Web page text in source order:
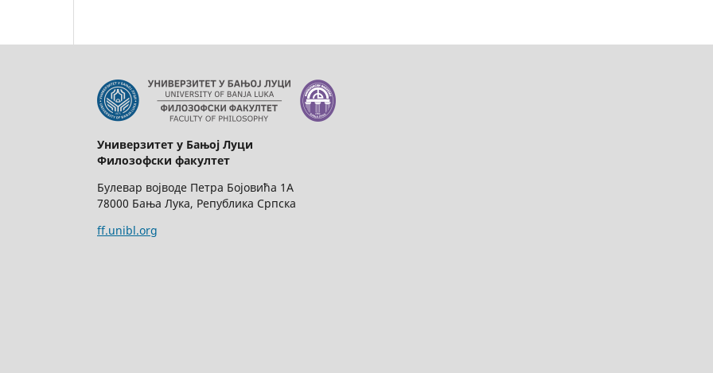
Универзитет у Бањој Луци
Филозофски факултет
Булевар војводе Петра Бојовића 1А
78000 Бања Лука, Република Српска
ff.unibl.org